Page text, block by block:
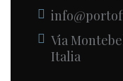
Via
Italia